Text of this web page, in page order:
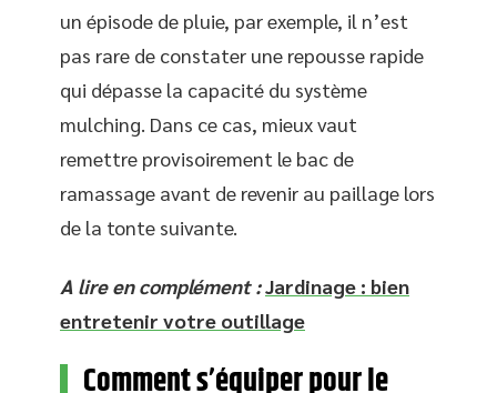
un épisode de pluie, par exemple, il n’est
pas rare de constater une repousse rapide
qui dépasse la capacité du système
mulching. Dans ce cas, mieux vaut
remettre provisoirement le bac de
ramassage avant de revenir au paillage lors
de la tonte suivante.
A lire en complément :Jardinage : bien
entretenir votre outillage
Comment s’équiper pour le